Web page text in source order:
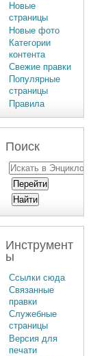
Новые
страницы
Новые фото
Категории
контента
Свежие правки
Популярные
страницы
Правила
Поиск
Инструмент
ы
Ссылки сюда
Связанные
правки
Служебные
страницы
Версия для
печати